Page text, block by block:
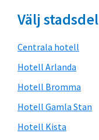
Välj stadsdel
Centrala hotell
Hotell Arlanda
Hotell Bromma
Hotell Gamla Stan
Hotell Kista